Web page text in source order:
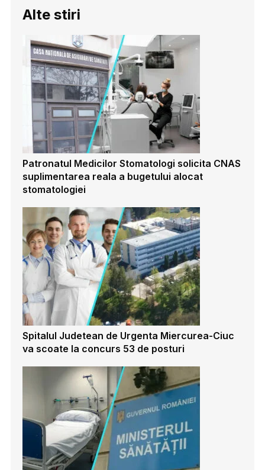
Alte stiri
Patronatul Medicilor Stomatologi solicita CNAS
suplimentarea reala a bugetului alocat
stomatologiei
Spitalul Judetean de Urgenta Miercurea-Ciuc
va scoate la concurs 53 de posturi